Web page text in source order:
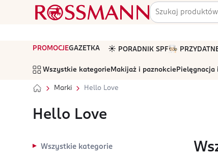
PROMOCJEGAZETKA ☀️ PORADNIK SPF🧑🏻‍🍳
Wszystkie kategorie Makijaż i paznokcie Pielęgnacja
Marki Hello Love
Hello Love
Wszystkie kategorie